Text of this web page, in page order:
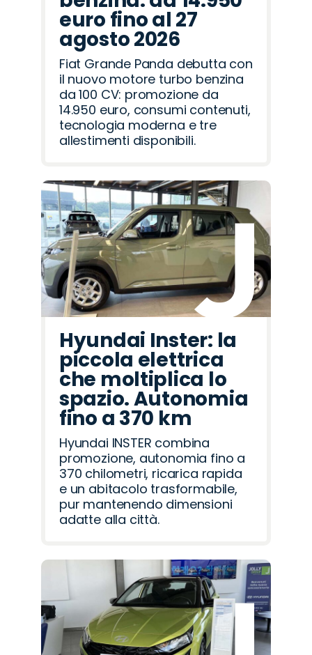
euro fino al 27
agosto 2026
Fiat Grande Panda debutta con
il nuovo motore turbo benzina
da 100 CV: promozione da
14.950 euro, consumi contenuti,
tecnologia moderna e tre
allestimenti disponibili.
Hyundai Inster: la
piccola elettrica
che moltiplica lo
spazio. Autonomia
fino a 370 km
Hyundai INSTER combina
promozione, autonomia fino a
370 chilometri, ricarica rapida
e un abitacolo trasformabile,
pur mantenendo dimensioni
adatte alla città.